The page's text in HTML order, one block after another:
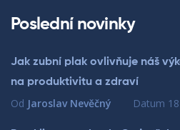
Poslední novinky
Jak zubní plak ovlivňuje náš
na produktivitu a zdraví
Od Jaroslav Nevěčný Datum